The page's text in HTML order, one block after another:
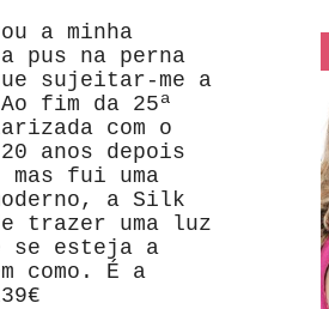
a minha
pus na perna
sujeitar-me a
fim da 25ª
com o
anos depois
fui uma
a Silk
trazer uma luz
se esteja a
como. É a